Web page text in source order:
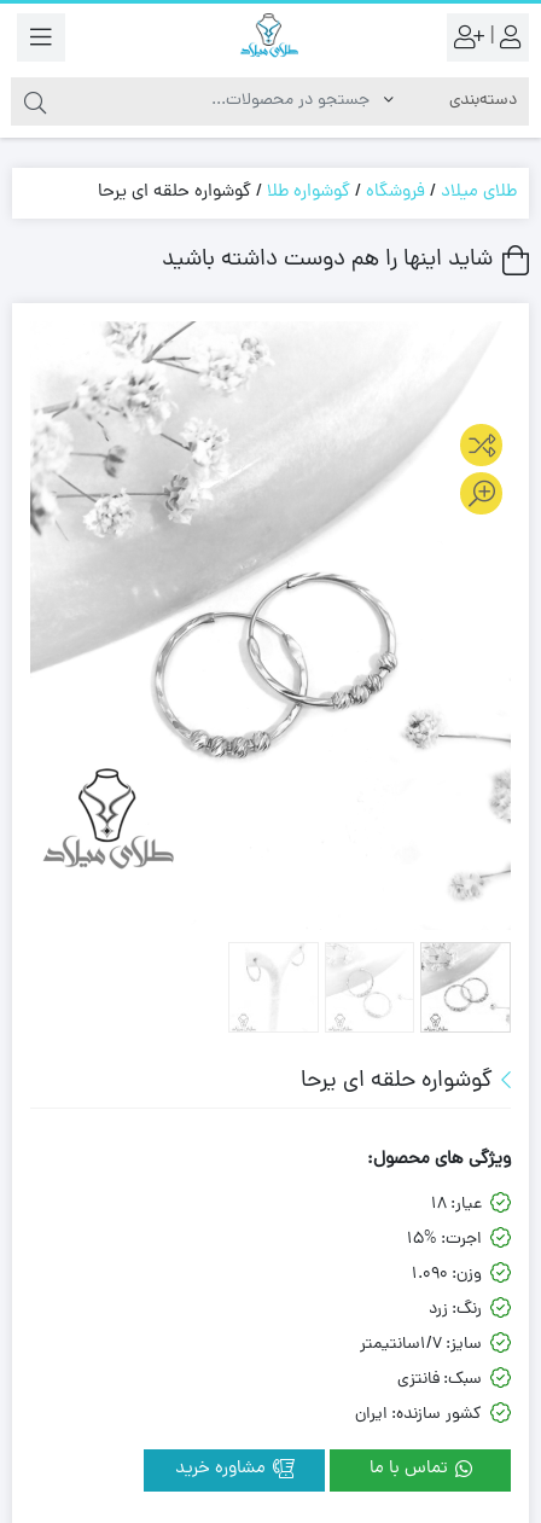
|
طلای میلاد /فروشگاه/گوشواره طلا/گوشواره حلقه ای یرحا
شاید اینها را هم دوست داشته باشید
گوشواره حلقه ای یرحا
ویژگی های محصول:
عیار:18
اجرت: 15%
وزن: 1.090
رنگ: زرد
سایز:1/7سانتیمتر
سبک:فانتزی
کشور سازنده: ایران
تماس با ما